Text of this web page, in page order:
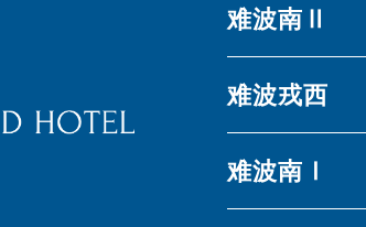
难波南Ⅱ
难波戎西
难波南Ⅰ